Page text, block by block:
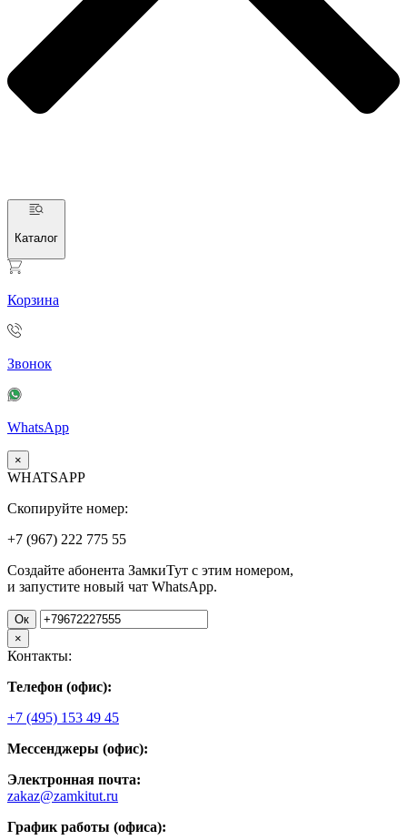
Каталог
Корзина
Звонок
WhatsApp
×
WHATSAPP
Скопируйте номер:
+7 (967) 222 775 55
Создайте абонента ЗамкиТут с этим номером,
и запустите новый чат WhatsApp.
Ок
×
Контакты:
Телефон (офис):
+7 (495) 153 49 45
Мессенджеры (офис):
Электронная почта:
zakaz@zamkitut.ru
График работы (офиса):